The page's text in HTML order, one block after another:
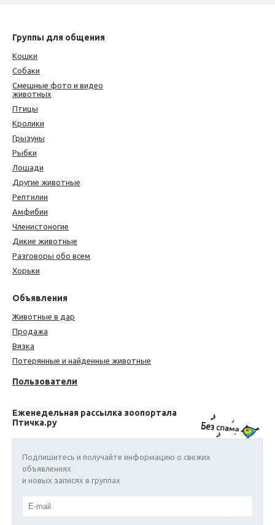
Группы для общения
Кошки
Собаки
Смешные фото и видео
животных
Птицы
Кролики
Грызуны
Рыбки
Лошади
Другие животные
Рептилии
Амфибии
Членистоногие
Дикие животные
Разговоры обо всем
Хорьки
Объявления
Животные в дар
Продажа
Вязка
Потерянные и найденные животные
Пользователи
Еженедельная рассылка зоопортала
Птичка.ру
Подпишитесь и получайте информацию о свежих
объявлениях
и новых записях в группах